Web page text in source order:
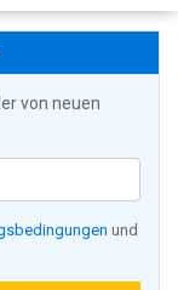
von neuen
und